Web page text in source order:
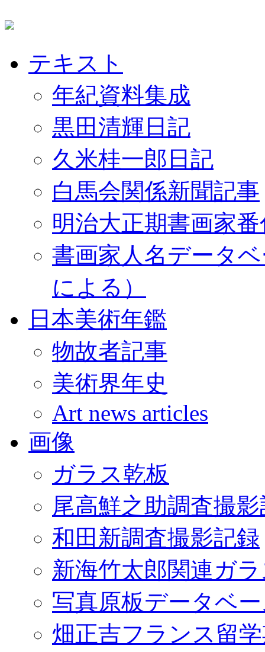
テキスト
年紀資料集成
黒田清輝日記
久米桂一郎日記
白馬会関係新聞記事
明治大正期書画家
書画家人名データ
による）
日本美術年鑑
物故者記事
美術界年史
Art news articles
画像
ガラス乾板
尾高鮮之助調査撮
和田新調査撮影記録
新海竹太郎関連ガ
写真原板データベ
畑正吉フランス留